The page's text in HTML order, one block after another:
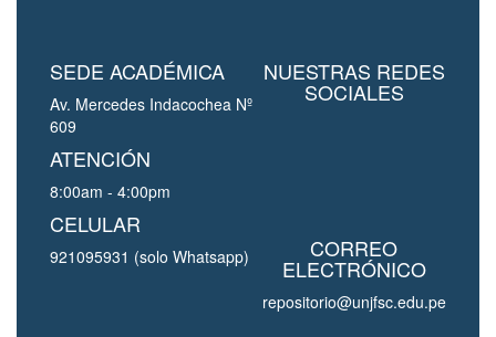
SEDE ACADÉMICA
Av. Mercedes Indacochea Nº
609
ATENCIÓN
8:00am - 4:00pm
CELULAR
921095931 (solo Whatsapp)
NUESTRAS REDES
SOCIALES
CORREO
ELECTRÓNICO
repositorio@unjfsc.edu.pe